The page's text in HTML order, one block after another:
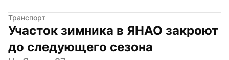
Транспорт
Участок зимника в ЯНАО закроют
до следующего сезона